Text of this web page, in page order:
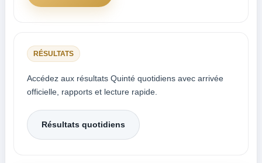
RÉSULTATS
Accédez aux résultats Quinté quotidiens avec arrivée
officielle, rapports et lecture rapide.
Résultats quotidiens